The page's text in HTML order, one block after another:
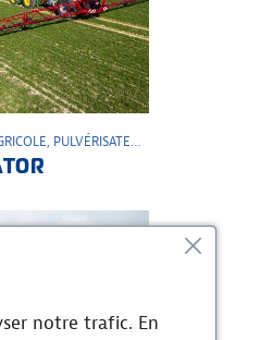
notre trafic. En
, PULVÉRISATEUR